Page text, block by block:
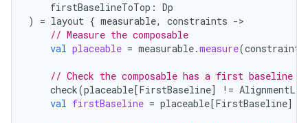
firstBaselineToTop : Dp
)
= layout { measurable, constraints -
// Measure the composable
val placeable = measurable.measure(constraints
// Check the composable has a first baseline
check(placeable[FirstBaseline] !=
val firstBaseline = placeable[FirstBaseline]